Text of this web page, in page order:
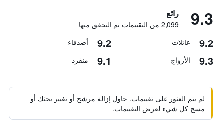
9.3 رائع
2,099 من التقييمات تم التحقق منها
9.2 عائلات 9.2 أصدقاء
9.3 الأزواج 9.1 منفرد
لم يتم العثور على تقييمات. حاول إزالة مرشح أو تغيير بحثك أو
مسح كل شيء لعرض التقييمات.